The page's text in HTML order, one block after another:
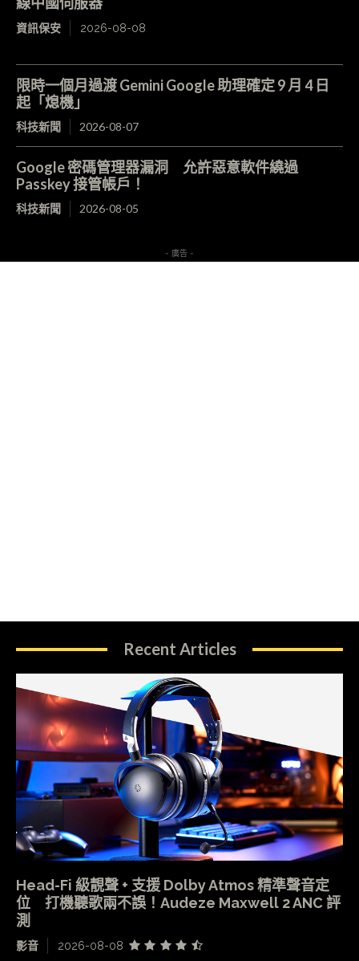
資訊保安 2026-08-08
限時一個月過渡 Gemini Google 助理確定 9 月 4 日
起「熄機」
科技新聞 2026-08-07
Google 密碼管理器漏洞 允許惡意軟件繞過
Passkey 接管帳戶！
科技新聞 2026-08-05
- 廣告 -
Recent Articles
Head-Fi 級靚聲 + 支援 Dolby Atmos 精準聲音定
位 打機聽歌兩不誤！Audeze Maxwell 2 ANC 評
測
影音 2026-08-08